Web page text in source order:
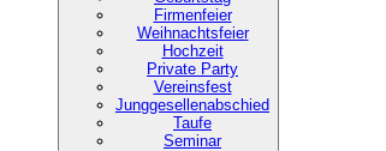
Firmenfeier
Weihnachtsfeier
Hochzeit
Private Party
Vereinsfest
Junggesellenabschied
Taufe
Seminar